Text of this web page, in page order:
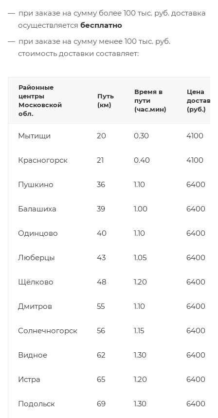
при заказе на сумму более 100 тыс. руб. доставка
осуществляется бесплатно
при заказе на сумму менее 100 тыс. руб.
стоимость доставки составляет:
Районные
центры
Московской
обл.
Путь
(км)
Время в
пути
(час.мин)
Цена
(руб.)
Мытищи 20 0.30 4100
Красногорск 21 0.40 4100
Пушкино 36 1.10 6400
Балашиха 39 1.00 6400
Одинцово 40 1.10 6400
Люберцы 43 1.05 6400
Щёлково 48 1.20 6400
Дмитров 55 1.10 6400
Солнечногорск 56 1.15 6400
Видное 62 1.30 6400
Истра 65 1.20 6400
Подольск 69 1.30 6400